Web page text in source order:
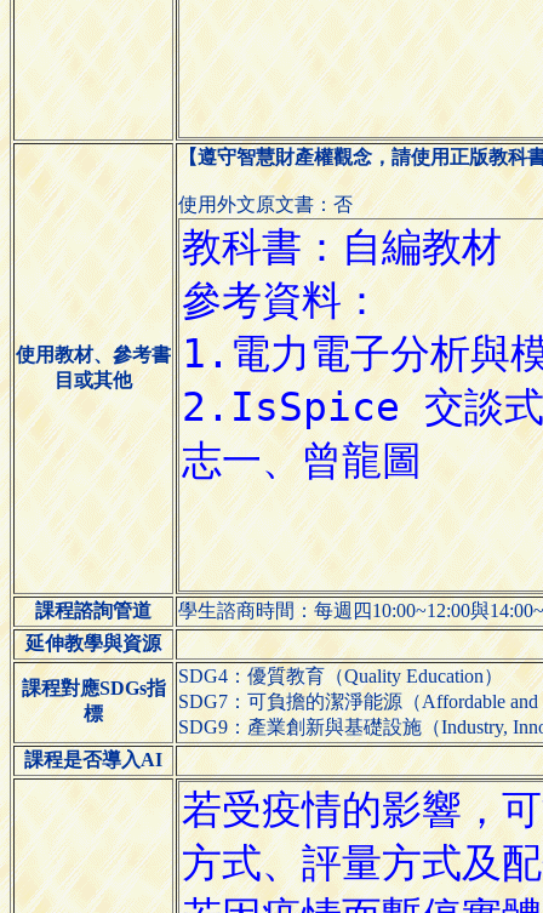
使用教材、參考書
目或其他
【遵守智慧財產權觀念，請使用正版教科
使用外文原文書：否
課程諮詢管道
學生諮商時間：每週四10:00~12:00與
延伸教學與資源
課程對應SDGs指
標
SDG4：優質教育（Quality Education）
SDG7：可負擔的潔淨能源（Affordable and
SDG9：產業創新與基礎設施（Industry,
課程是否導入AI